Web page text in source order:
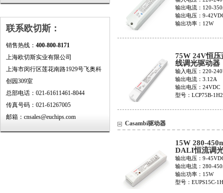
联系欧切斯：
销售热线： 400-800-8171
上海欧切斯实业有限公司
上海市闵行区莲花南路1929号飞奥科
创园309室
总部电话：021-61611461-8044
传真号码：021-61267005
邮箱：cnsales@euchips.com
输出电流：120-
输出电压：9-
输出功率：12W
75W 24V恒压
线调光驱动器
LCP75B-
输入电压：220-
输出电流：3.12A
输出电压：24VDC
型号：LCP75B-
Casambi驱动器
15W 280-
DALI恒流调
EUPS15C-
280
输出电压：9-
输出电流：280-
输出功率：15W
型号：EUPS15C-